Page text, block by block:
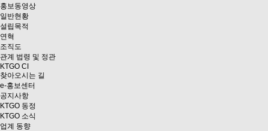
홍보동영상
일반현황
설립목적
연혁
조직도
관계 법령 및 정관
KTGO CI
찾아오시는 길
e-홍보센터
공지사항
KTGO 동정
KTGO 소식
업계 동향